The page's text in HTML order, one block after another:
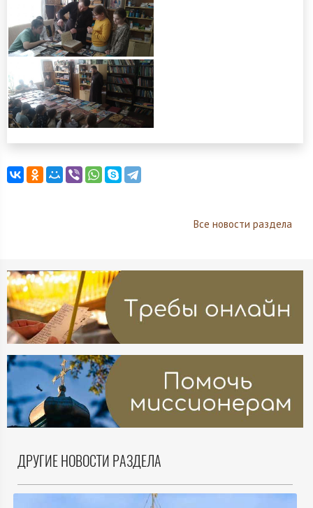
Все новости раздела
ДРУГИЕ НОВОСТИ РАЗДЕЛА